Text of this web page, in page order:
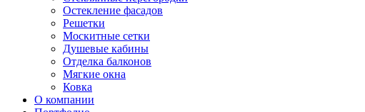
Остекление фасадов
Решетки
Москитные сетки
Душевые кабины
Отделка балконов
Мягкие окна
Ковка
О компании